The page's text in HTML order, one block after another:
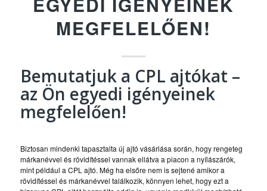
MEGFELELŐEN!
Bemutatjuk a CPL ajtókat –
az Ön egyedi igényeinek
megfelelően!
Biztosan mindenki tapasztalta új ajtó vásárlása során, hogy rengeteg
márkanévvel és rövidítéssel vannak ellátva a piacon a nyílászárók,
mint például a CPL ajtó. Még ha elsőre nem is sejtené amikor a
rövidítéssel és márkanévvel találkozik, könnyen lehet, hogy ezt a